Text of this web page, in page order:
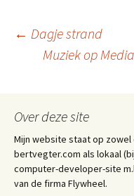
er
sA
p
p r
← Dagje strand
Muziek op
Over deze site
Mijn website staat op
bertvegter.com als lokaal
computer-developer-site
van de firma Flywheel.